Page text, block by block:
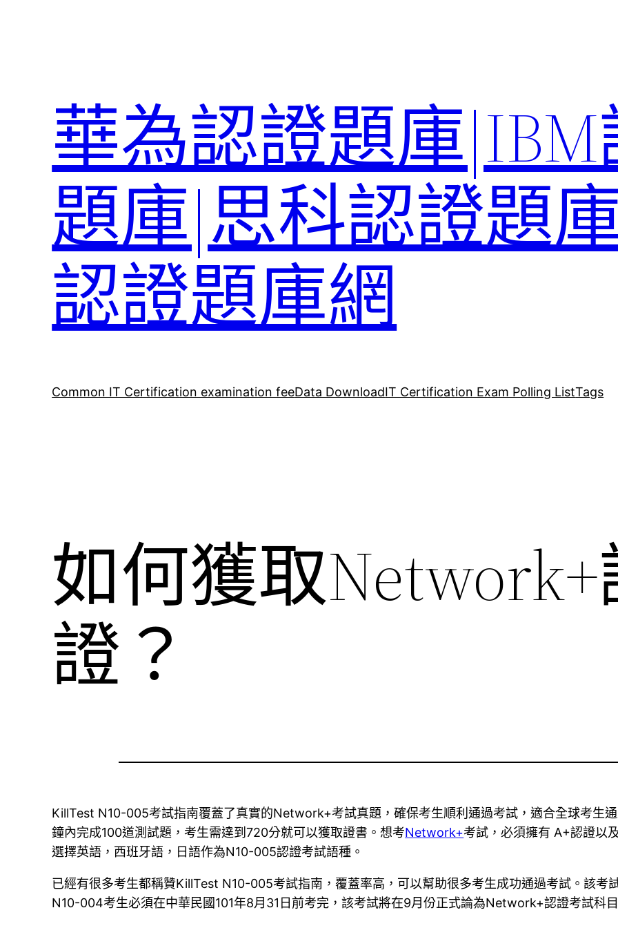
華為認證題庫
題庫|思科認證題
認證題庫網
Common IT Certification examination feeData DownloadIT Certification Exam Polling ListTags
如何獲取
證？
KillTest N10-005考試指南覆蓋了真實的Network+考試真題，確保考生順利通過考試，適合全球考生
鐘內完成100道測試題，考生需達到720分就可以獲取證書。想考Network+考試，必須擁有 A+認證以
選擇英語，西班牙語，日語作為N10-005認證考試語種。
已經有很多考生都稱贊KillTest N10-005考試指南，覆蓋率高，可以幫助很多考生成功通過考試。該考
N10-004考生必須在中華民國101年8月31日前考完，該考試將在9月份正式論為Network+認證考試科